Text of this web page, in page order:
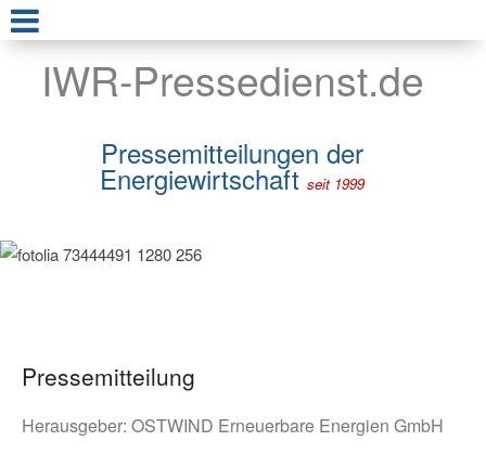
IWR-Pressedienst.de
Pressemitteilungen der
Energiewirtschaft seit 1999
Pressemitteilung
Herausgeber: OSTWIND Erneuerbare Energien GmbH